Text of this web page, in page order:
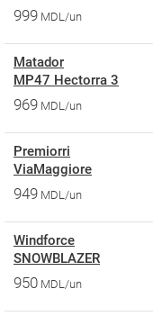
999 MDL/un
Matador
MP47 Hectorra 3
969 MDL/un
Premiorri
ViaMaggiore
949 MDL/un
Windforce
SNOWBLAZER
950 MDL/un